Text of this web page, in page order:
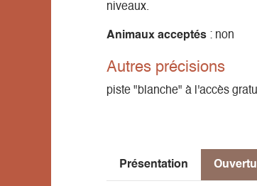
niveaux.
Animaux acceptés : non
Autres précisions
piste "blanche" à l'accès
Présentation